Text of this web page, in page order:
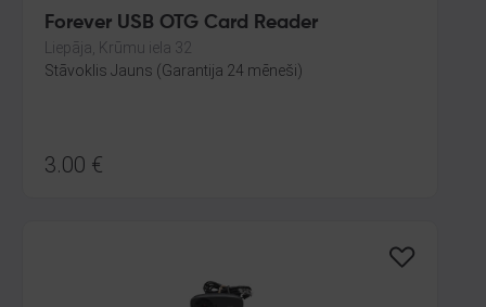
Forever USB OTG Card Reader
Liepāja, Krūmu iela 32
Stāvoklis Jauns (Garantija 24 mēneši)
3.00 €